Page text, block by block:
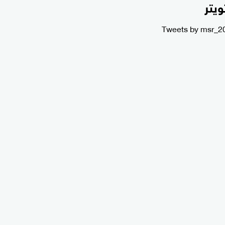
Tweets by